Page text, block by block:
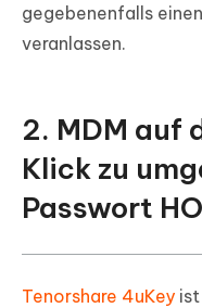
gegebenenfalls
veranlassen.
2. MDM auf
Klick zu
Passwort
Tenorshare 4uKey